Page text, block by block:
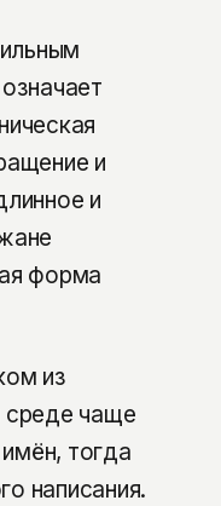
и
и
форма
из
среде чаще
тогда
написания.